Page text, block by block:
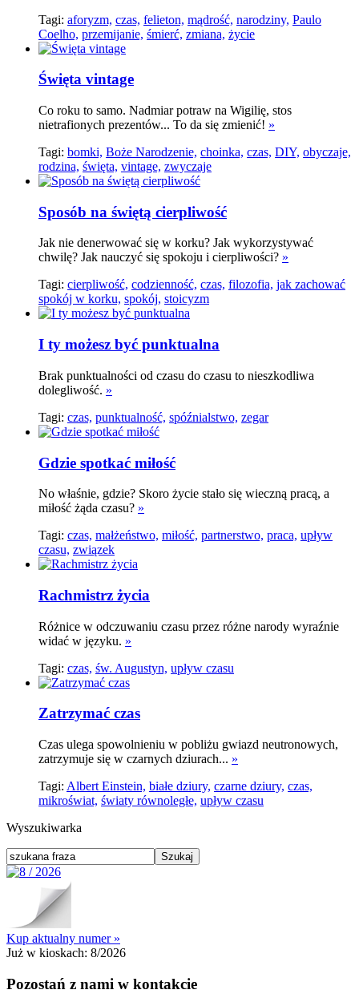
Tagi: aforyzm, czas, felieton, mądrość, narodziny, Paulo
Coelho, przemijanie, śmierć, zmiana, życie
Święta vintage
Co roku to samo. Nadmiar potraw na Wigilię, stos
nietrafionych prezentów... To da się zmienić! »
Tagi: bomki, Boże Narodzenie, choinka, czas, DIY, obyczaje,
rodzina, święta, vintage, zwyczaje
Sposób na świętą cierpliwość
Jak nie denerwować się w korku? Jak wykorzystywać
chwilę? Jak nauczyć się spokoju i cierpliwości? »
Tagi: cierpliwość, codzienność, czas, filozofia, jak zachować
spokój w korku, spokój, stoicyzm
I ty możesz być punktualna
Brak punktualności od czasu do czasu to nieszkodliwa
dolegliwość. »
Tagi: czas, punktualność, spóźnialstwo, zegar
Gdzie spotkać miłość
No właśnie, gdzie? Skoro życie stało się wieczną pracą, a
miłość żąda czasu? »
Tagi: czas, małżeństwo, miłość, partnerstwo, praca, upływ
czasu, związek
Rachmistrz życia
Różnice w odczuwaniu czasu przez różne narody wyraźnie
widać w języku. »
Tagi: czas, św. Augustyn, upływ czasu
Zatrzymać czas
Czas ulega spowolnieniu w pobliżu gwiazd neutronowych,
zatrzymuje się w czarnych dziurach... »
Tagi: Albert Einstein, białe dziury, czarne dziury, czas,
mikroświat, światy równoległe, upływ czasu
Wyszukiwarka
Kup aktualny numer »
Już w kioskach: 8/2026
Pozostań z nami w kontakcie